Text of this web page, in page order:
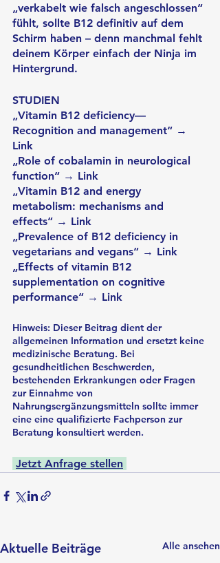
„verkabelt wie falsch angeschlossen“
fühlt, sollte B12 definitiv auf dem
Schirm haben – denn manchmal fehlt
deinem Körper einfach der Ninja im
Hintergrund.
STUDIEN
„Vitamin B12 deficiency—
Recognition and management“ →
Link
„Role of cobalamin in neurological
function“ → Link
„Vitamin B12 and energy
metabolism: mechanisms and
effects“ → Link
„Prevalence of B12 deficiency in
vegetarians and vegans“ → Link
„Effects of vitamin B12
supplementation on cognitive
performance“ → Link
Hinweis: Dieser Beitrag dient der
allgemeinen Information und ersetzt keine
medizinische Beratung. Bei
gesundheitlichen Beschwerden,
bestehenden Erkrankungen oder Fragen
zur Einnahme von
Nahrungsergänzungsmitteln sollte immer
eine eine qualifizierte Fachperson zur
Beratung konsultiert werden.
Jetzt Anfrage stellen
Aktuelle Beiträge Alle ansehen